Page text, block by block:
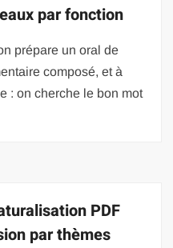
par fonction
prépare un oral de
composé, et à
: on cherche le bon mot
PDF
par thèmes